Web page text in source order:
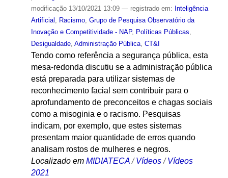
modificação13/10/2021 13:09 — registrado em: Inteligência
Artificial , Racismo, Grupo de Pesquisa Observatório da
Inovação e Competitividade - NAP, Políticas Públicas,
Desigualdade, Administração Pública, CT&I
Tendo como referência a segurança pública, esta
mesa-redonda discutiu se a administração pública
está preparada para utilizar sistemas de
reconhecimento facial sem contribuir para o
aprofundamento de preconceitos e chagas sociais
como a misoginia e o racismo. Pesquisas
indicam, por exemplo, que estes sistemas
presentam maior quantidade de erros quando
analisam rostos de mulheres e negros.
Localizado em MIDIATECA /Vídeos /Vídeos
2021